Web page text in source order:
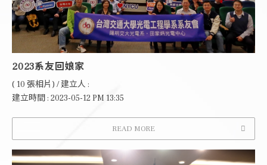
2023系友回娘家
( 10 張相片) / 建立人 :
建立時間 : 2023-05-12 PM 13:35
READ MORE